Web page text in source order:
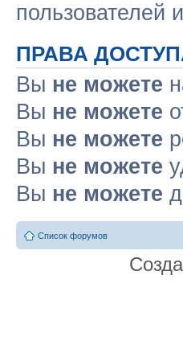
пользователей
ПРАВА
Вы не можете
Вы не можете
Вы не можете
Вы не можете
Вы не можете
Список форумов